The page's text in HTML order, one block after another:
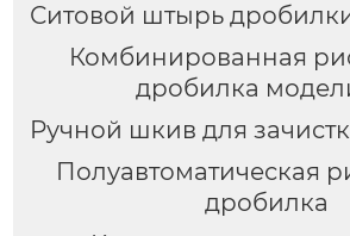
Ситовой штырь
Комбинированная
дробилка
Ручной шкив для
Полуавтоматическая
дробилка